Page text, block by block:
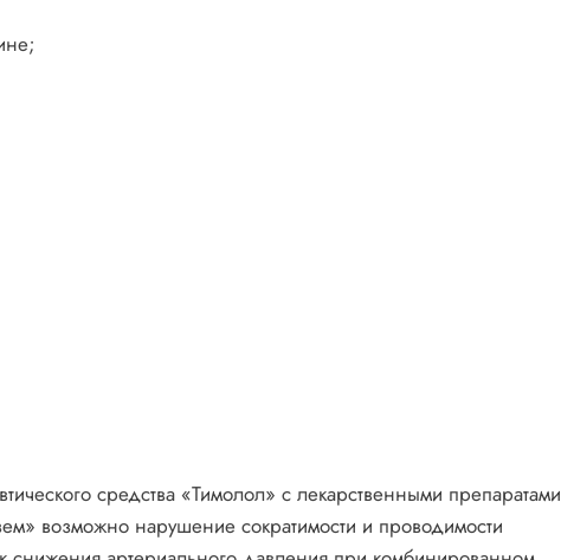
средства «Тимолол» с лекарственными препаратами
возможно нарушение сократимости и проводимости